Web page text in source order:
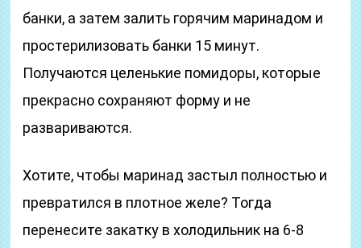
банки, а затем залить горячим маринадом и
простерилизовать банки 15 минут.
Получаются целенькие помидоры, которые
прекрасно сохраняют форму и не
развариваются.
Хотите, чтобы маринад застыл полностью и
превратился в плотное желе? Тогда
перенесите закатку в холодильник на 6-8